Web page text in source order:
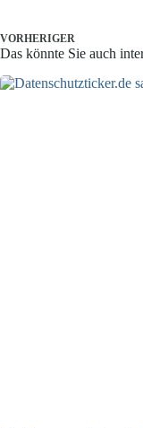
VORHERIGER
Das könnte Sie auch